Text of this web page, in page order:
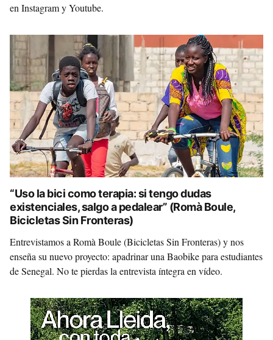
en Instagram y Youtube.
“Uso la bici como terapia: si tengo dudas
existenciales, salgo a pedalear” (Romà Boule,
Bicicletas Sin Fronteras)
Entrevistamos a Romà Boule (Bicicletas Sin Fronteras) y nos
enseña su nuevo proyecto: apadrinar una Baobike para estudiantes
de Senegal. No te pierdas la entrevista íntegra en vídeo.